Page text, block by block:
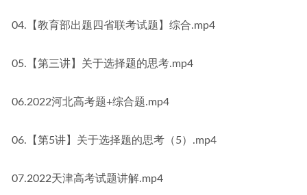
04.【教育部出题四省联考试题】综合.mp4
05.【第三讲】关于选择题的思考.mp4
06.2022河北高考题+综合题.mp4
06.【第5讲】关于选择题的思考（5）.mp4
07.2022天津高考试题讲解.mp4